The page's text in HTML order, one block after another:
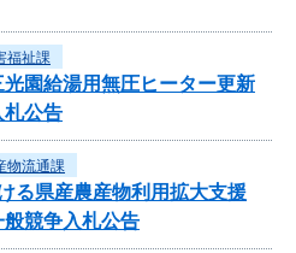
福祉課
光園給湯用無圧ヒーター更新
札公告
物流通課
る県産農産物利用拡大支援
競争入札公告